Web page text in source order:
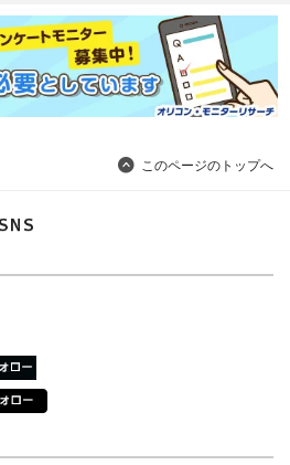
このページのトップへ